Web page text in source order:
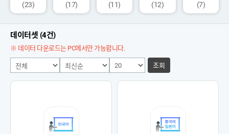
(23)
(17)
(11)
(12)
(7)
데이터셋 (4건)
※ 데이터 다운로드는 PC에서만 가능합니다.
조회